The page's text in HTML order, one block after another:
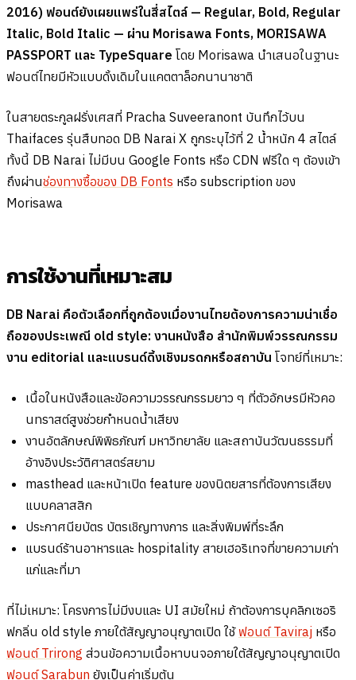
2016) ฟอนต์ยังเผยแพร่ในสี่สไตล์ — Regular, Bold, Regular
Italic, Bold Italic — ผ่าน Morisawa Fonts, MORISAWA
PASSPORT และ TypeSquare โดย Morisawa นำเสนอในฐานะ
ฟอนต์ไทยมีหัวแบบดั้งเดิมในแคตตาล็อกนานาชาติ
ในสายตระกูลฝรั่งเศสที่ Pracha Suveeranont บันทึกไว้บน
Thaifaces รุ่นสืบทอด DB Narai X ถูกระบุไว้ที่ 2 น้ำหนัก 4 สไตล์
ทั้งนี้ DB Narai ไม่มีบน Google Fonts หรือ CDN ฟรีใด ๆ ต้องเข้า
ถึงผ่านช่องทางซื้อของ DB Fonts หรือ subscription ของ
Morisawa
การใช้งานที่เหมาะสม
DB Narai คือตัวเลือกที่ถูกต้องเมื่องานไทยต้องการความน่าเชื่อ
ถือของประเพณี old style: งานหนังสือ สำนักพิมพ์วรรณกรรม
งาน editorial และแบรนด์ดิ้งเชิงมรดกหรือสถาบัน โจทย์ที่เหมาะ:
เนื้อในหนังสือและข้อความวรรณกรรมยาว ๆ ที่ตัวอักษรมีหัวคอ
นทราสต์สูงช่วยกำหนดน้ำเสียง
งานอัตลักษณ์พิพิธภัณฑ์ มหาวิทยาลัย และสถาบันวัฒนธรรมที่
อ้างอิงประวัติศาสตร์สยาม
masthead และหน้าเปิด feature ของนิตยสารที่ต้องการเสียง
แบบคลาสสิก
ประกาศนียบัตร บัตรเชิญทางการ และสิ่งพิมพ์ที่ระลึก
แบรนด์ร้านอาหารและ hospitality สายเฮอริเทจที่ขายความเก่า
แก่และที่มา
ที่ไม่เหมาะ: โครงการไม่มีงบและ UI สมัยใหม่ ถ้าต้องการบุคลิกเซอริ
ฟกลิ่น old style ภายใต้สัญญาอนุญาตเปิด ใช้ฟอนต์ Taviraj หรือ
ฟอนต์ Trirong ส่วนข้อความเนื้อหาบนจอภายใต้สัญญาอนุญาตเปิด
ฟอนต์ Sarabun ยังเป็นค่าเริ่มต้น